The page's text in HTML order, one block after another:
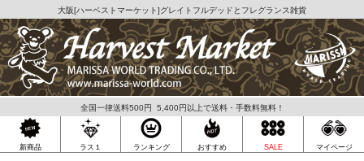
大阪[ハーベストマーケット]グレイトフルデッドとフレグランス雑貨
全国一律送料500円 5,400円以上で送料・手数料無料！
新商品 ラス１ ランキング おすすめ SALE マイページ